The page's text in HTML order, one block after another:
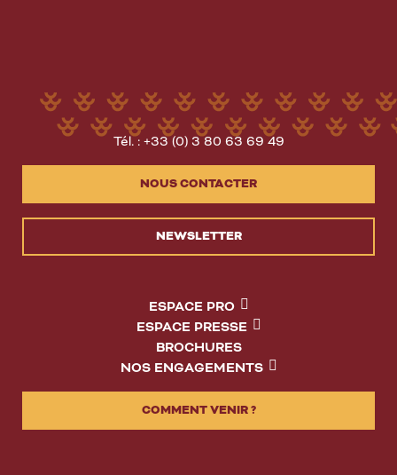
Tél. : +33 (0) 3 80 63 69 49
NOUS CONTACTER
NEWSLETTER
ESPACE PRO
ESPACE PRESSE
BROCHURES
NOS ENGAGEMENTS
COMMENT VENIR ?